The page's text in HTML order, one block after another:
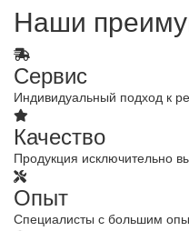
Наши
Сервис
Индивидуальный подход к
Качество
Продукция исключительно
Опыт
Специалисты с большим